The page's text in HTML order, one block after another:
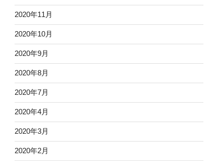
2020年11月
2020年10月
2020年9月
2020年8月
2020年7月
2020年4月
2020年3月
2020年2月